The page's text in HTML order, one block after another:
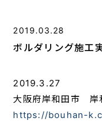
2019.03.28
ボルダリング施工
2019.3.27
大阪府岸和田市 岸
https://bouhan-